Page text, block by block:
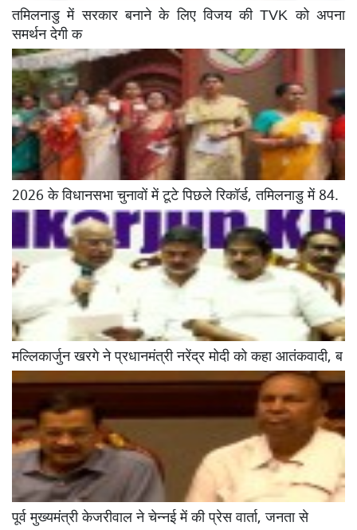
तमिलनाडु में सरकार बनाने के लिए विजय की TVK को अपना
समर्थन देगी क
2026 के विधानसभा चुनावों में टूटे पिछले रिकॉर्ड, तमिलनाडु में 84.
मल्लिकार्जुन खरगे ने प्रधानमंत्री नरेंद्र मोदी को कहा आतंकवादी, ब
पूर्व मुख्यमंत्री केजरीवाल ने चेन्नई में की प्रेस वार्ता, जनता से